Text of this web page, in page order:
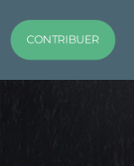
CONTRIBUER